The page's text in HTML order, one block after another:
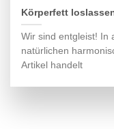
Körperfett
Wir sind entgleist! In
natürlichen
Artikel handelt